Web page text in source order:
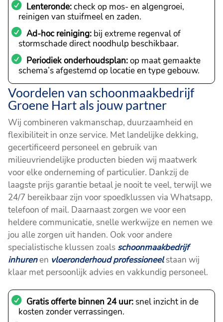
Lenteronde:check op mos- en algengroei,
reinigen van stuifmeel en zaden.
Ad-hoc reiniging: bij extreme regenval of
stormschade direct noodhulp beschikbaar.
Periodiek onderhoudsplan:op maat gemaakte
schema’s afgestemd op locatie en type gebouw.
Voordelen van schoonmaakbedrijf
Groene Hart als jouw partner
Wij combineren vakmanschap, duurzaamheid en
flexibiliteit in onze service. Met landelijke dekking,
gecertificeerd personeel en gebruik van
milieuvriendelijke producten bieden wij maatwerk
voor elke onderneming of particulier. Dankzij de
laagste prijs garantie betaal je nooit te veel, terwijl we
24/7 bereikbaar zijn voor spoedklussen via Whatsapp,
telefoon of mail. Daarnaast zorgen we voor een
heldere communicatie, snelle werkwijze en nemen we
jou alle zorgen uit handen. Ook voor andere
specialistische klussen zoals schoonmaakbedrijf
inhurenen vloeronderhoud professioneelstaan wij
klaar met persoonlijk advies en vakkundig personeel.
Gratis offerte binnen 24 uur: snel inzicht in de
kosten zonder verrassingen.